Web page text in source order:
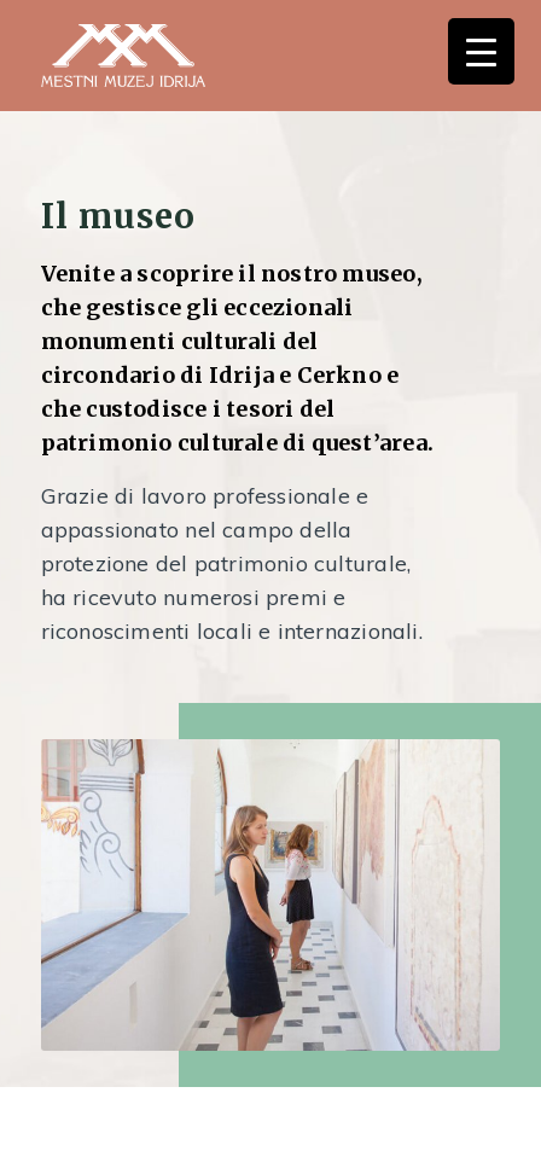
Il museo
Venite a scoprire il nostro museo,
che gestisce gli eccezionali
monumenti culturali del
circondario di Idrija e Cerkno e
che custodisce i tesori del
patrimonio culturale di quest’area.
Grazie di lavoro professionale e
appassionato nel campo della
protezione del patrimonio culturale,
ha ricevuto numerosi premi e
riconoscimenti locali e internazionali.